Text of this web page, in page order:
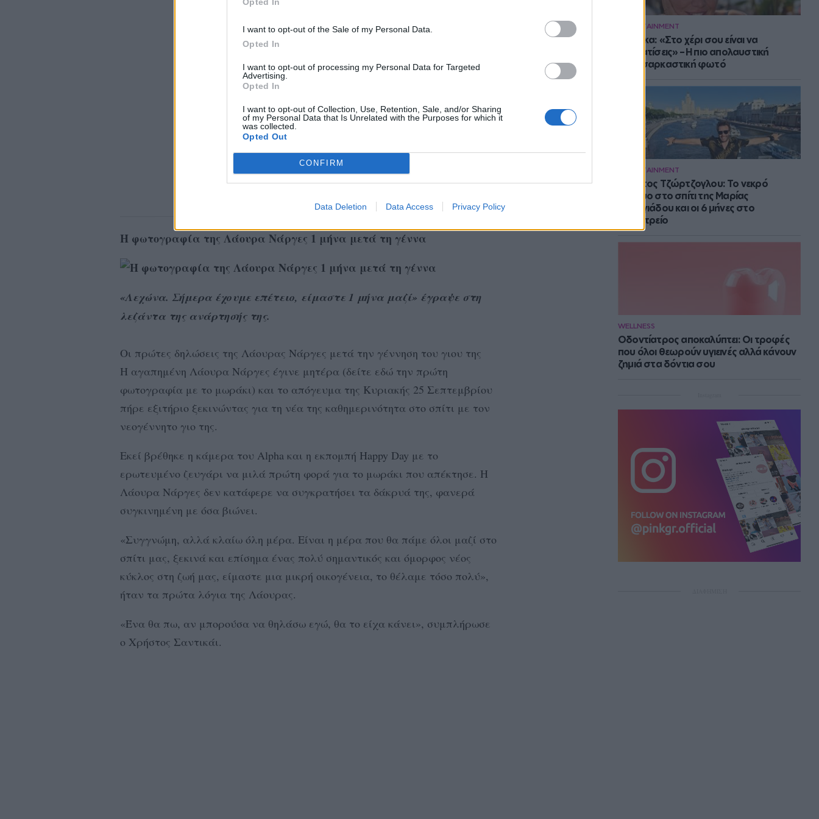
I want to opt-out of the Sale of my Personal Data.
Opted In
I want to opt-out of processing my Personal Data for Targeted
Advertising.
Opted In
I want to opt-out of Collection, Use, Retention, Sale, and/or Sharing
of my Personal Data that Is Unrelated with the Purposes for which it
was collected.
Opted Out
CONFIRM
Data Deletion Data Access Privacy Policy
ENTERTAINMENT
Μπάρκα: «Στο χέρι σου είναι να
αδυνατίσεις» – Η πιο απολαυστική
αυτοσαρκαστική φωτό
ENTERTAINMENT
Στράτος Τζώρτζογλου: Το νεκρό
έμβρυο στο σπίτι της Μαρίας
Γεωργιάδου και οι 6 μήνες στο
ψυχιατρείο
WELLNESS
Οδοντίατρος αποκαλύπτει: Οι τροφές
που όλοι θεωρούν υγιεινές αλλά κάνουν
ζημιά στα δόντια σου
Η φωτογραφία της Λάουρα Νάργες 1 μήνα μετά τη γέννα
«Λεχώνα. Σήμερα έχουμε επέτειο, είμαστε 1 μήνα μαζί» έγραψε στη
λεζάντα της ανάρτησής της.
Οι πρώτες δηλώσεις της Λάουρας Νάργες μετά την γέννηση του γιου της
Η αγαπημένη Λάουρα Νάργες έγινε μητέρα (δείτε εδώ την πρώτη
φωτογραφία με το μωράκι) και το απόγευμα της Κυριακής 25 Σεπτεμβρίου
πήρε εξιτήριο ξεκινώντας για τη νέα της καθημερινότητα στο σπίτι με τον
νεογέννητο γιο της.
Εκεί βρέθηκε η κάμερα του Alpha και η εκπομπή Happy Day με το
ερωτευμένο ζευγάρι να μιλά πρώτη φορά για το μωράκι που απέκτησε. Η
Λάουρα Νάργες δεν κατάφερε να συγκρατήσει τα δάκρυά της, φανερά
συγκινημένη με όσα βιώνει.
«Συγγνώμη, αλλά κλαίω όλη μέρα. Είναι η μέρα που θα πάμε όλοι μαζί στο
σπίτι μας, ξεκινά και επίσημα ένας πολύ σημαντικός και όμορφος νέος
κύκλος στη ζωή μας, είμαστε μια μικρή οικογένεια, το θέλαμε τόσο πολύ»,
ήταν τα πρώτα λόγια της Λάουρας.
«Ένα θα πω, αν μπορούσα να θηλάσω εγώ, θα το είχα κάνει», συμπλήρωσε
ο Χρήστος Σαντικάι.